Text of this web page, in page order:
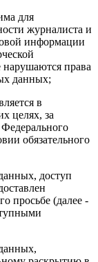
для
журналиста и
информации
нарушаются права
данных;
в
целях, за
обязательного
доступ
просьбе (далее -